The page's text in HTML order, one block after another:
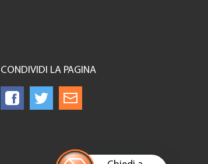
CONDIVIDI LA PAGINA